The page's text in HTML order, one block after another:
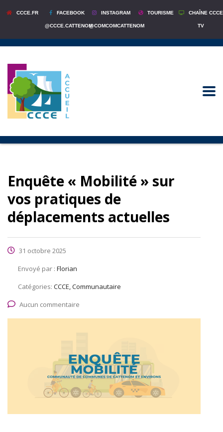
CCCE.FR FACEBOOK
@CCCE.CATTENOM
INSTAGRAM
@COMCOMCATTENOM
TOURISME CHAÎNE CCCE
TV
Enquête « Mobilité » sur
vos pratiques de
déplacements actuelles
31 octobre 2025
Envoyé par : Florian
Catégories: CCCE, Communautaire
Aucun commentaire